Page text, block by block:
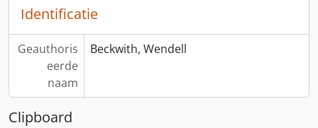
Identificatie
Geauthoris
eerde
naam
Beckwith, Wendell
Clipboard